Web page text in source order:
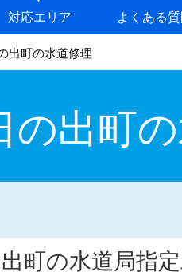
対応エリア よくある
出町の水道修理
の出町
町の水道局指